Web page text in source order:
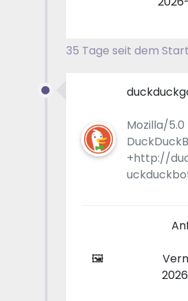
35 Tage seit dem
Mozilla/
+http://
🖼